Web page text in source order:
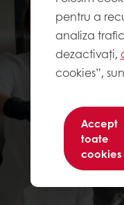
pentru a
analiza
dezactivați,
cookies”,
Accept
toate
cookies